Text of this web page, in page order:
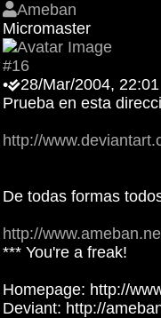
Ameban
Micromaster
#16
•
28/Mar/2004, 22:01
Prueba en esta
http://
De todas formas
http://
*** You're a freak!
Homepage: http://
Deviant: http://